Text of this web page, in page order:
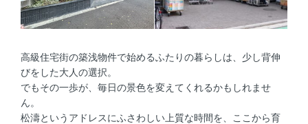
高級住宅街の築浅物件で始めるふたりの暮らしは、少し背伸
びをした大人の選択。
でもその一歩が、毎日の景色を変えてくれるかもしれませ
ん。
松濤というアドレスにふさわしい上質な時間を、ここから育